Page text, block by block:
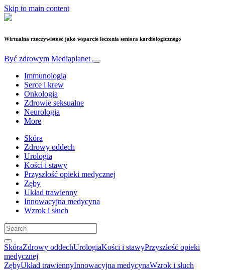
Skip to main content
Wirtualna rzeczywistość jako wsparcie leczenia seniora kardiologicznego
Być zdrowym Mediaplanet
Immunologia
Serce i krew
Onkologia
Zdrowie seksualne
Neurologia
More
Skóra
Zdrowy oddech
Urologia
Kości i stawy
Przyszłość opieki medycznej
Zęby
Układ trawienny
Innowacyjna medycyna
Wzrok i słuch
SkóraZdrowy oddechUrologiaKości i stawyPrzyszłość opieki
medycznej
ZębyUkład trawiennyInnowacyjna medycynaWzrok i słuch